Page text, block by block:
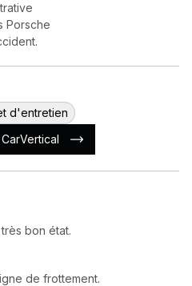
Porsche
d'entretien
bon état.
de frottement.